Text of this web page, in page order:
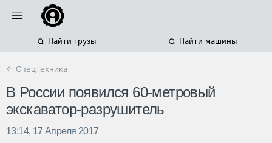
Найти грузы Найти машины
← Спецтехника
В России появился 60-метровый
экскаватор-разрушитель
13:14, 17 Апреля 2017